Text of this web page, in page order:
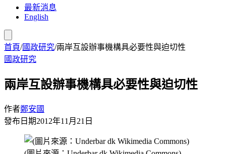
最新消息
English
首頁/國政研究/兩岸互設辦事機構具必要性與迫切性
國政研究
兩岸互設辦事機構具必要性與迫切性
作者鄭安國
發布日期2012年11月21日